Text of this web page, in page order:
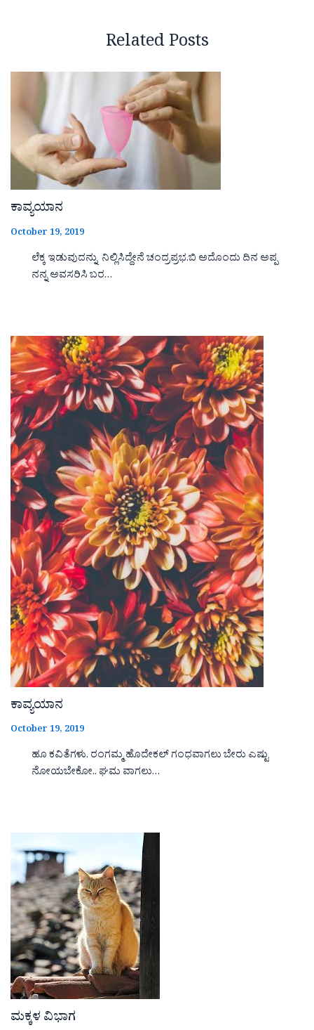
Related Posts
ಕಾವ್ಯಯಾನ
October 19, 2019
ಲೆಕ್ಕ ಇಡುವುದನ್ನು ನಿಲ್ಲಿಸಿದ್ದೇನೆ ಚಂದ್ರಪ್ರಭ.ಬಿ ಅದೊಂದು ದಿನ ಅಪ್ಪ
ನನ್ನ ಅವಸರಿಸಿ ಬರ…
ಕಾವ್ಯಯಾನ
October 19, 2019
ಹೂ ಕವಿತೆಗಳು. ರಂಗಮ್ಮ ಹೊದೇಕಲ್ ಗಂಧವಾಗಲು ಬೇರು ಎಷ್ಟು
ನೋಯಬೇಕೋ.. ಘಮ ವಾಗಲು…
ಮಕ್ಕಳ ವಿಭಾಗ